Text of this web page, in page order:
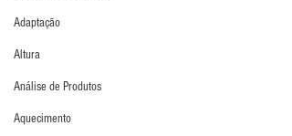
Adaptação
Altura
Análise de Produtos
Aquecimento